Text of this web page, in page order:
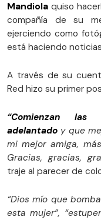
Mandiola quiso
compañía de su
ejerciendo como
está haciendo
A través de su
Red hizo su primer
“Comienzan las
adelantado y que
mi mejor amiga,
Gracias, gracias,
traje al parecer de
“Dios mío que
esta mujer”,